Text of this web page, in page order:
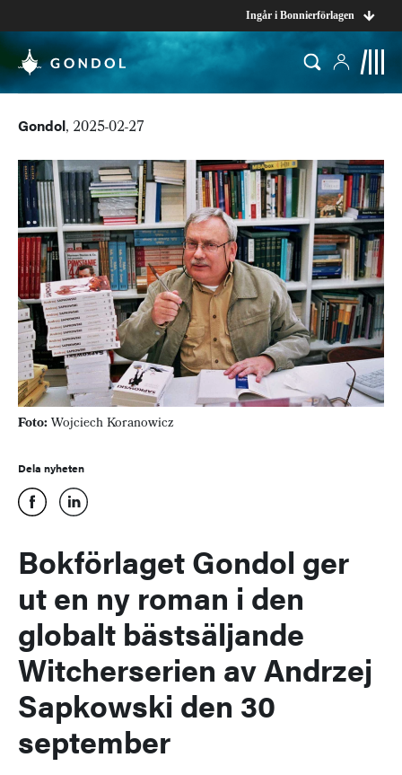
Ingår i Bonnierförlagen
Gondol, 2025-02-27
Foto:Wojciech Koranowicz
Dela nyheten
Bokförlaget Gondol ger
ut en ny roman i den
globalt bästsäljande
Witcherserien av Andrzej
Sapkowski den 30
september